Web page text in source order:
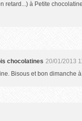
retard...) à Petite
chocolatines 20/01/2013
Bisous et bon dimanche